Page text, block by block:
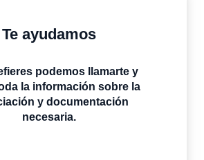
Te ayudamos
podemos llamarte y
la información sobre la
y documentación
necesaria.